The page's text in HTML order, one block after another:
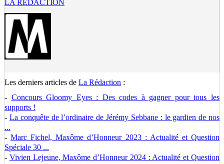
LA RÉDACTION
Les derniers articles de La Rédaction :
- Concours Gloomy Eyes : Des codes à gagner pour tous les
supports !
- La conquête de l’ordinaire de Jérémy Sebbane : le gardien de nos
...
-Marc Fichel, Maxôme d’Honneur 2023 : Actualité et Question
Spéciale 30 ...
- Vivien Lejeune, Maxôme d’Honneur 2024 : Actualité et Question